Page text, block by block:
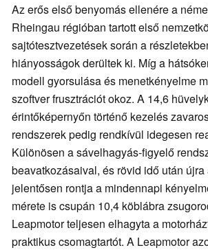
Az erős első benyomás ellenére a
Rheingau régióban tartott első
sajtótesztvezetések során a
hiányosságok derültek ki. Míg a
modell gyorsulása és menetkényelme
szoftver frusztrációt okoz. A 14,6
érintőképernyőn történő kezelés
rendszerek pedig rendkívül idegesen
Különösen a sávelhagyás-figyelő
beavatkozásaival, és rövid idő után
jelentősen rontja a mindennapi
mérete is csupán 10,4 köblábra
Leapmotor teljesen elhagyta a
praktikus csomagtartót. A Leapmotor